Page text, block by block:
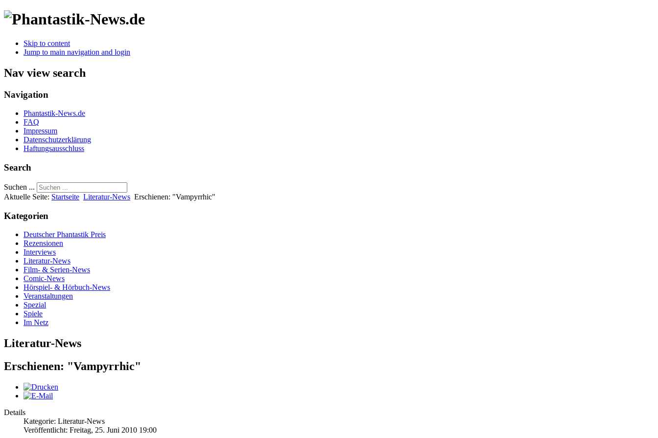
Skip to content
Jump to main navigation and login
Nav view search
Navigation
Phantastik-News.de
FAQ
Impressum
Datenschutzerklärung
Haftungsausschluss
Search
Suchen ...
Aktuelle Seite: Startseite Literatur-News Erschienen: "Vampyrrhic"
Kategorien
Deutscher Phantastik Preis
Rezensionen
Interviews
Literatur-News
Film- & Serien-News
Comic-News
Hörspiel- & Hörbuch-News
Veranstaltungen
Spezial
Spiele
Im Netz
Literatur-News
Erschienen: "Vampyrrhic"
Details
Kategorie: Literatur-News
Veröffentlicht: Freitag, 25. Juni 2010 19:00